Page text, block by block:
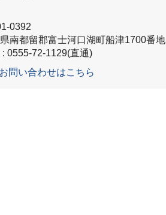
0392
南都留郡富士河口湖町船津1700番地
: 0555-72-1129(直通)
お問い合わせはこちら